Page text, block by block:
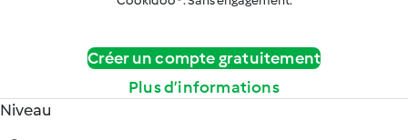
Créer un compte gratuitement
Plus d’informations
Niveau